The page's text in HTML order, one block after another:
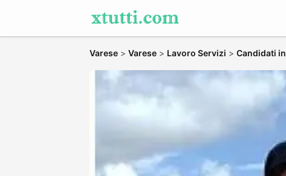
Varese > Varese > Lavoro Servizi > Candidati